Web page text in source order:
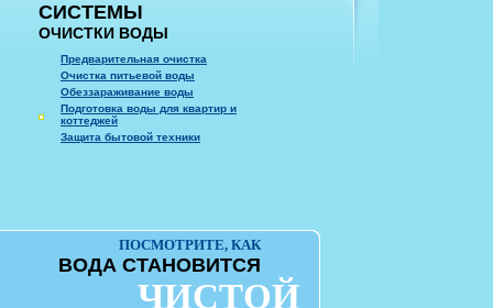
СИСТЕМЫ
ОЧИСТКИ ВОДЫ
Предварительная очистка
Очистка питьевой воды
Обеззараживание воды
Подготовка воды для квартир и
коттеджей
Защита бытовой техники
ПОСМОТРИТЕ, КАК
ВОДА СТАНОВИТСЯ
ЧИСТОЙ